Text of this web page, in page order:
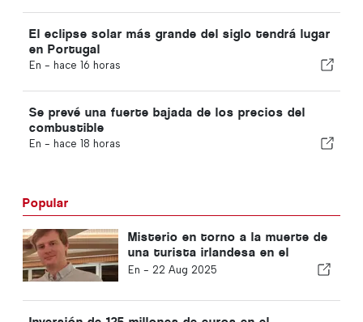
El eclipse solar más grande del siglo tendrá lugar
en Portugal
En - hace 16 horas
Se prevé una fuerte bajada de los precios del
combustible
En - hace 18 horas
Popular
Misterio en torno a la muerte de
una turista irlandesa en el
Algarve
En - 22 Aug 2025